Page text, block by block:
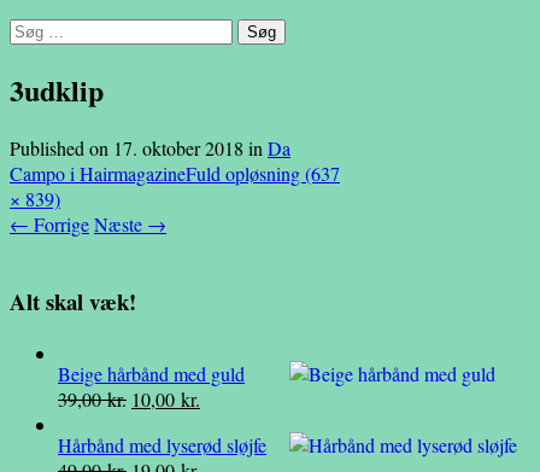
Søg
3udklip
Published on 17. oktober 2018 in Da
Campo i HairmagazineFuld opløsning (637
× 839)
← ForrigeNæste →
Alt skal væk!
Beige hårbånd med guld
39,00kr. Den
pris
10,00 kr.
pris
Hårbånd med lyserød sløjfe